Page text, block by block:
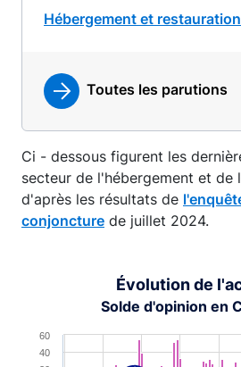
Hébergement et
Toutes les parutions
Ci - dessous figurent les
secteur de l'hébergement et de
d'après les résultats de
conjoncture de juillet 2024.
Évolution de
Solde d'opinion en
40
60